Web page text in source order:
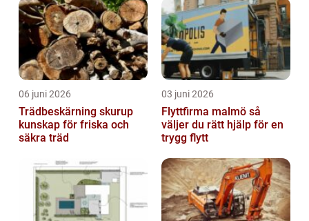
06 juni 2026
Trädbeskärning skurup
kunskap för friska och
säkra träd
03 juni 2026
Flyttfirma malmö så
väljer du rätt hjälp för en
trygg flytt